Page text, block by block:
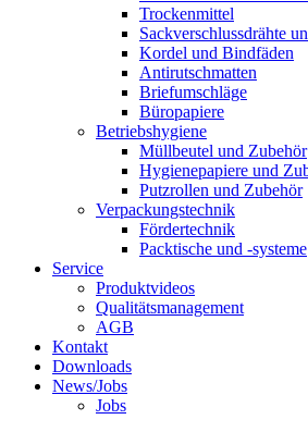
Trockenmittel
Sackverschlussdrähte
Kordel und Bindfäden
Antirutschmatten
Briefumschläge
Büropapiere
Betriebshygiene
Müllbeutel und Zubehör
Hygienepapiere und
Putzrollen und Zubehör
Verpackungstechnik
Fördertechnik
Packtische und -systeme
Service
Produktvideos
Qualitätsmanagement
AGB
Kontakt
Downloads
News/Jobs
Jobs